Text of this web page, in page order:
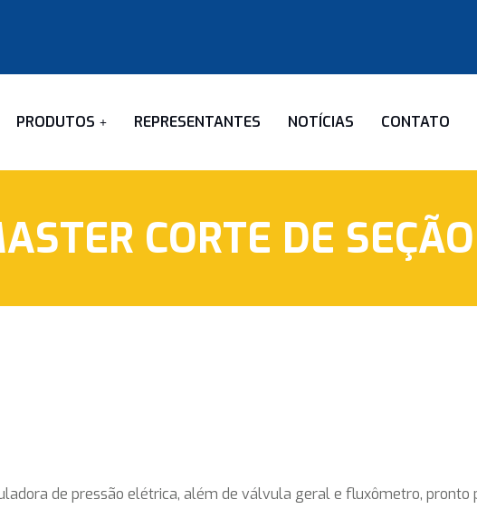
PRODUTOS REPRESENTANTES NOTÍCIAS CONTATO
CORTE DE SEÇÃO
de pressão elétrica, além de válvula geral e fluxômetro, pronto